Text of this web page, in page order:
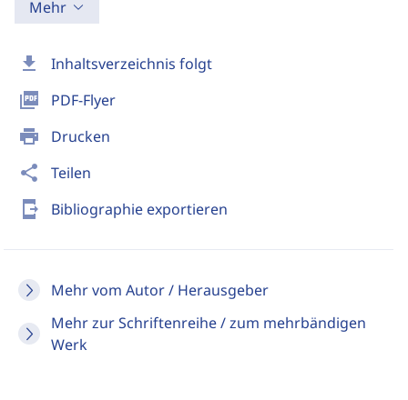
download Inhaltsverzeichnis folgt
picture_as_pdf PDF-Flyer
print Drucken
share Teilen
send_to_mobile Bibliographie exportieren
Mehr vom Autor / Herausgeber
Mehr zur Schriftenreihe / zum mehrbändigen
Werk
Mehr